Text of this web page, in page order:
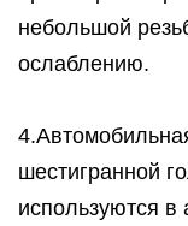
небольшой
ослаблению.
шестигранной
используются в